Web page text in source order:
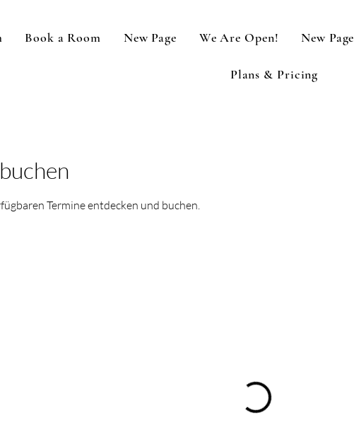
Book a Room New Page We Are Open! New Page
Plans & Pricing
Termine entdecken und buchen.